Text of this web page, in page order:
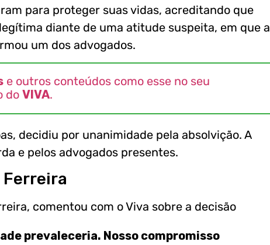
para proteger suas vidas, acreditando que
diante de uma atitude suspeita, em que a
um dos advogados.
e outros conteúdos como esse no seu
do VIVA.
decidiu por unanimidade pela absolvição. A
e pelos advogados presentes.
comentou com o Viva sobre a decisão
prevaleceria. Nosso compromisso